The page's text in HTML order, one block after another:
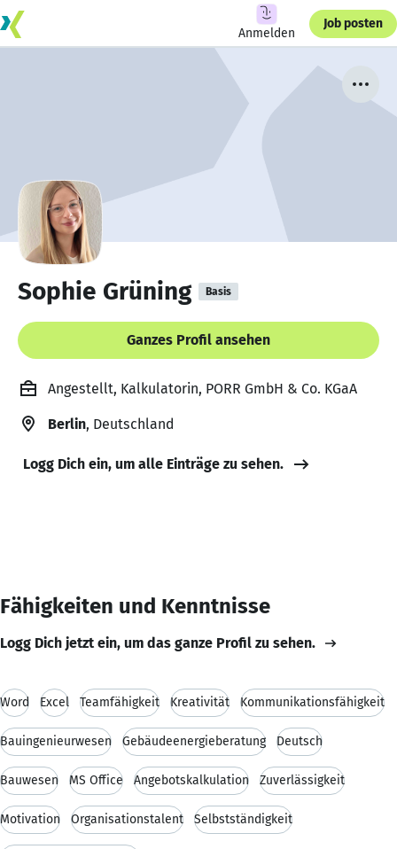
Anmelden
Job posten
Sophie Grüning Basis
Ganzes Profil ansehen
Angestellt, Kalkulatorin, PORR GmbH & Co. KGaA
Berlin, Deutschland
Logg Dich ein, um alle Einträge zu sehen.
Fähigkeiten und Kenntnisse
Logg Dich jetzt ein, um das ganze Profil zu sehen.
Word Excel Teamfähigkeit Kreativität Kommunikationsfähigkeit
Bauingenieurwesen Gebäudeenergieberatung Deutsch
Bauwesen MS Office Angebotskalkulation Zuverlässigkeit
Motivation Organisationstalent Selbstständigkeit